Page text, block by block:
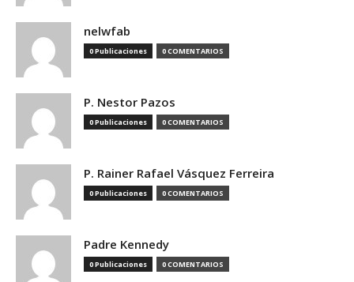
nelwfab
0 Publicaciones 0 COMENTARIOS
P. Nestor Pazos
0 Publicaciones 0 COMENTARIOS
P. Rainer Rafael Vásquez Ferreira
0 Publicaciones 0 COMENTARIOS
Padre Kennedy
0 Publicaciones 0 COMENTARIOS